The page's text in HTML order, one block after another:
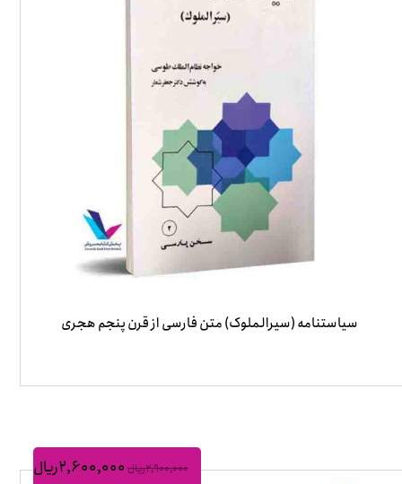
سیاستنامه (سیرالملوک) متن فارسی از قرن پنجم هجری
۲,۹۰۰,۰۰۰ریال ۲,۶۰۰,۰۰۰ریال